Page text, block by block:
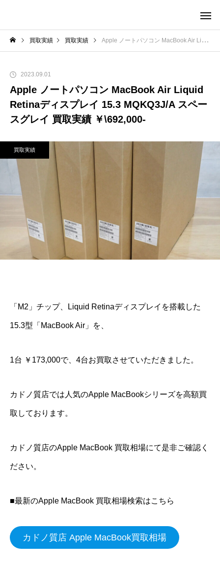
買取実績 買取実績 Apple ノートパソコン MacBook Air Liquid Retinaディスプレイ 15.3 MQKQ3J/A スペースグレイ 買取実績 ￥\692,000-
2023.09.01
Apple ノートパソコン MacBook Air Liquid
Retinaディスプレイ 15.3 MQKQ3J/A スペー
スグレイ 買取実績 ￥\692,000-
買取実績
「M2」チップ、Liquid Retinaディスプレイを搭載した
15.3型「MacBook Air」を、
1台 ￥173,000で、4台お買取させていただきました。
カドノ質店では人気のApple MacBookシリーズを高額買
取しております。
カドノ質店のApple MacBook 買取相場にて是非ご確認く
ださい。
■最新のApple MacBook 買取相場検索はこちら
カドノ質店 Apple MacBook買取相場